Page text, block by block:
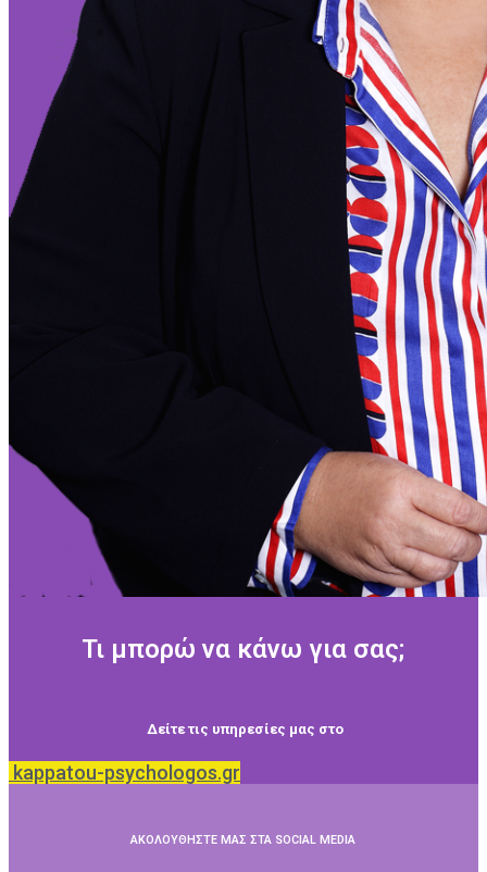
Τι μπορώ να κάνω για σας;
Δείτε τις υπηρεσίες μας στο
kappatou-psychologos.gr
ΑΚΟΛΟΥΘΗΣΤΕ ΜΑΣ ΣΤΑ SOCIAL MEDIA